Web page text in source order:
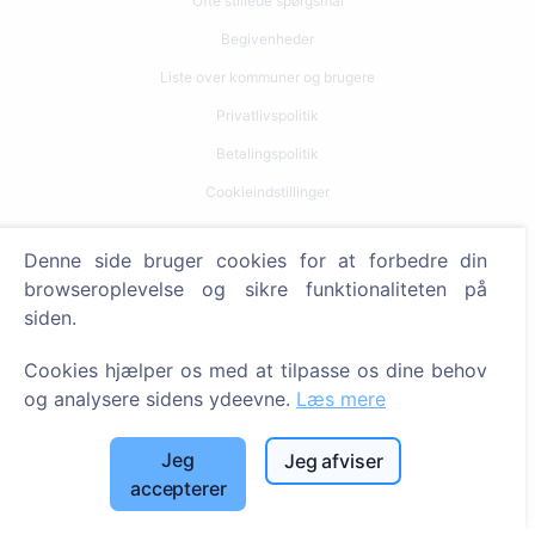
Begivenheder
Liste over kommuner og brugere
Privatlivspolitik
Betalingspolitik
Cookieindstillinger
Søg efter afdøde
Tjenester
Kontakt
SIA "CEMETY", LV40103618951
Denne side bruger cookies for at forbedre din
browseroplevelse og sikre funktionaliteten på
siden.
Cookies hjælper os med at tilpasse os dine behov
og analysere sidens ydeevne. Læs mere
Jeg
accepterer
Jeg afviser